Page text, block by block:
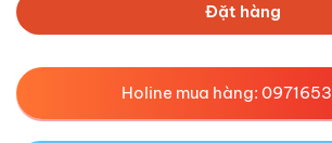
Đặt hàng
Holine mua hàng: